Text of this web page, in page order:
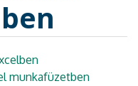
munkafüzetben